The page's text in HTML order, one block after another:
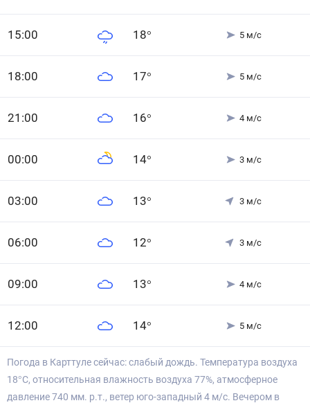
15:00 18° 5 м/с
18:00 17° 5 м/с
21 :00 16° 4 м/с
00:00 14° 3 м/с
03:00 13° 3 м/с
06:00 12° 3 м/с
09:00 13° 4 м/с
12:00 14° 5 м/с
Погода в Карттуле сейчас: слабый дождь. Температура воздуха
18°С, относительная влажность воздуха 77%, атмосферное
давление 740 мм. р.т., ветер юго-западный 4 м/с. Вечером в